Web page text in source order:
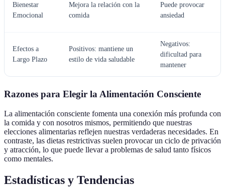
Bienestar
Emocional
Mejora la relación con la
comida
Puede provocar
ansiedad
Efectos a
Largo Plazo
Positivos: mantiene un
estilo de vida saludable
Negativos:
dificultad para
mantener
Razones para Elegir la Alimentación Consciente
La alimentación consciente fomenta una conexión más profunda con
la comida y con nosotros mismos, permitiendo que nuestras
elecciones alimentarias reflejen nuestras verdaderas necesidades. En
contraste, las dietas restrictivas suelen provocar un ciclo de privación
y atracción, lo que puede llevar a problemas de salud tanto físicos
como mentales.
Estadísticas y Tendencias